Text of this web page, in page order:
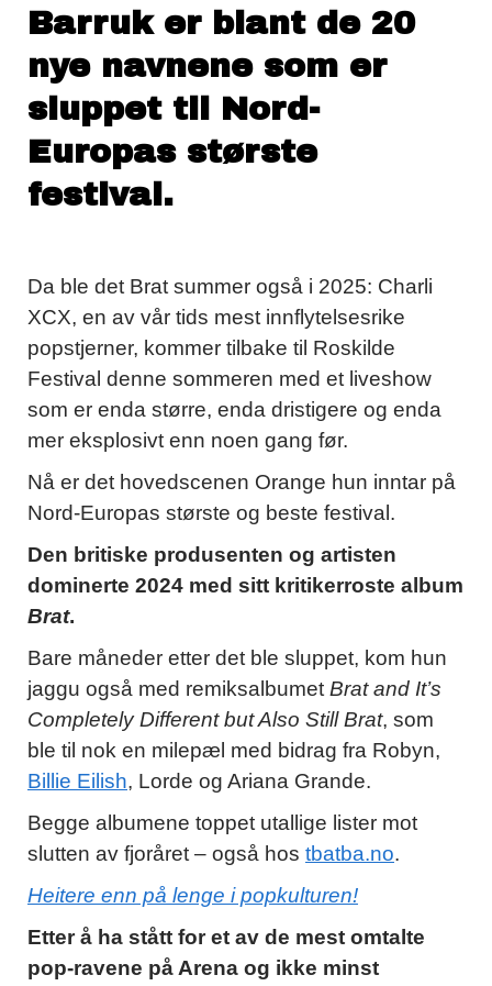
Barruk er blant de 20
nye navnene som er
sluppet til Nord-
Europas største
festival.
Da ble det Brat summer også i 2025: Charli
XCX, en av vår tids mest innflytelsesrike
popstjerner, kommer tilbake til Roskilde
Festival denne sommeren med et liveshow
som er enda større, enda dristigere og enda
mer eksplosivt enn noen gang før.
Nå er det hovedscenen Orange hun inntar på
Nord-Europas største og beste festival.
Den britiske produsenten og artisten
dominerte 2024 med sitt kritikerroste album
Brat.
Bare måneder etter det ble sluppet, kom hun
jaggu også med remiksalbumetBrat and It’s
Completely Different but Also Still Brat, som
ble til nok en milepæl med bidrag fra Robyn,
Billie Eilish, Lorde og Ariana Grande.
Begge albumene toppet utallige lister mot
slutten av fjoråret – også hos tbatba.no.
Heitere enn på lenge i popkulturen!
Etter å ha stått for et av de mest omtalte
pop-ravene på Arena og ikke minst